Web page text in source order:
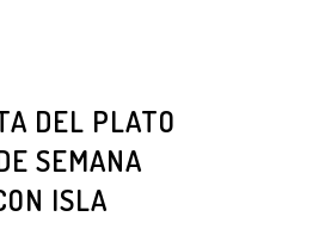
DEL PLATO
SEMANA
ISLA